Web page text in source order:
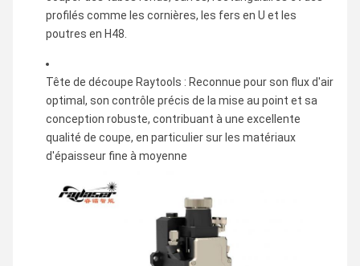
profilés comme les cornières, les fers en U et les
poutres en H48.
Tête de découpe Raytools : Reconnue pour son flux d'air
optimal, son contrôle précis de la mise au point et sa
conception robuste, contribuant à une excellente
qualité de coupe, en particulier sur les matériaux
d'épaisseur fine à moyenne